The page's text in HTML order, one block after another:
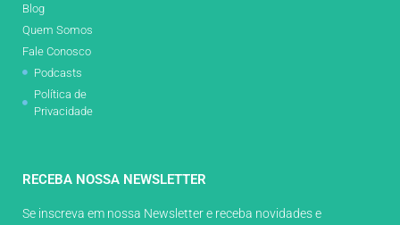
Blog
Quem Somos
Fale Conosco
Podcasts
Política de
Privacidade
RECEBA NOSSA NEWSLETTER
Se inscreva em nossa Newsletter e receba novidades e